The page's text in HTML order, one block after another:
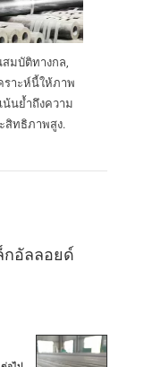
มบัติทางกล,
ราะห์นี้ให้ภาพ
น้นย้ำถึงความ
สิทธิภาพสูง.
กอัลลอยด์